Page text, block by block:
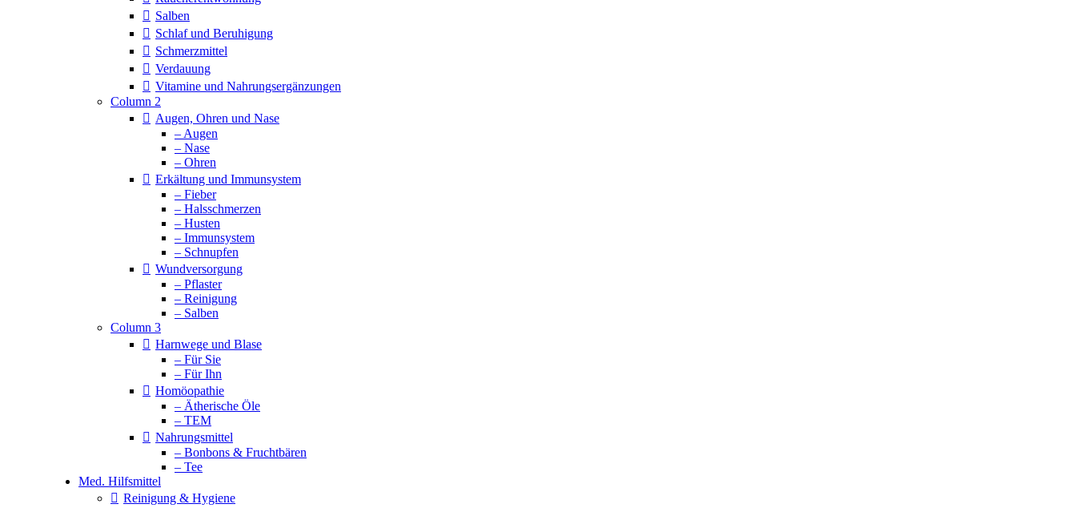
Salben
Schlaf und Beruhigung
Schmerzmittel
Verdauung
Vitamine und Nahrungsergänzungen
Column 2
Augen, Ohren und Nase
– Augen
– Nase
– Ohren
Erkältung und Immunsystem
– Fieber
– Halsschmerzen
– Husten
– Immunsystem
– Schnupfen
Wundversorgung
– Pflaster
– Reinigung
– Salben
Column 3
Harnwege und Blase
– Für Sie
– Für Ihn
Homöopathie
– Ätherische Öle
– TEM
Nahrungsmittel
– Bonbons & Fruchtbären
– Tee
Med. Hilfsmittel
Reinigung & Hygiene